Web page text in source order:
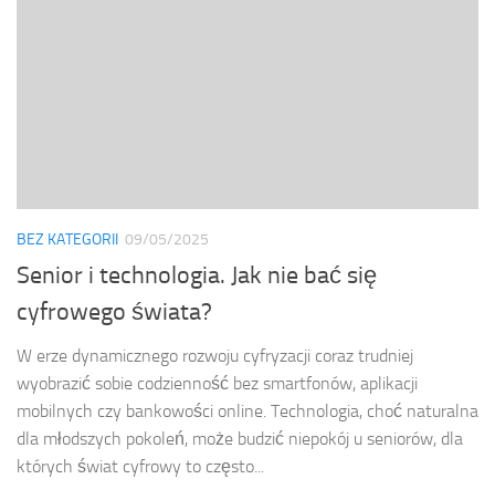
BEZ KATEGORII 09/05/2025
Senior i technologia. Jak nie bać się
cyfrowego świata?
W erze dynamicznego rozwoju cyfryzacji coraz trudniej
wyobrazić sobie codzienność bez smartfonów, aplikacji
mobilnych czy bankowości online. Technologia, choć naturalna
dla młodszych pokoleń, może budzić niepokój u seniorów, dla
których świat cyfrowy to często...